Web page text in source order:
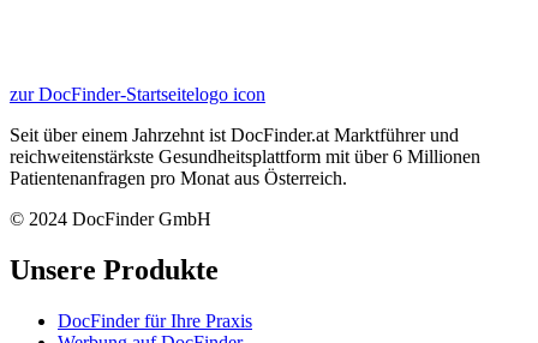
zur DocFinder-Startseitelogo icon
Seit über einem Jahrzehnt ist DocFinder.at Marktführer und
reichweitenstärkste Gesundheitsplattform mit über 6 Millionen
Patientenanfragen pro Monat aus Österreich.
© 2024 DocFinder GmbH
Unsere Produkte
DocFinder für Ihre Praxis